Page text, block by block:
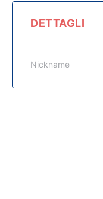
DETTAGLI
Nickname